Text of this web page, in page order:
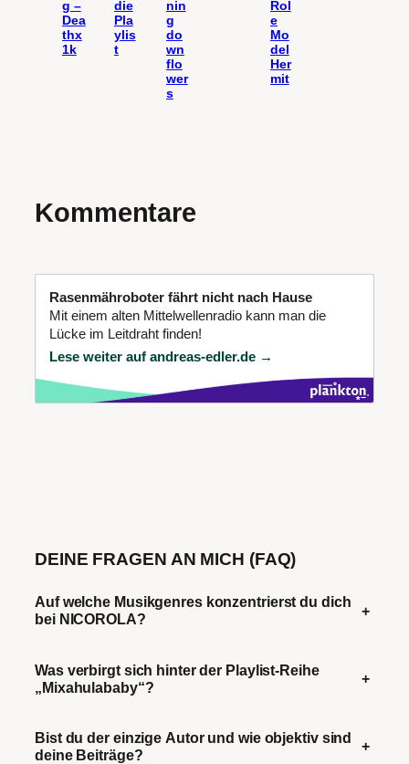
g –
Dea
thx
1k
die
Pla
ylis
t
nin
g
do
wn
flo
wer
s
Rol
e
Mo
del
Her
mit
Kommentare
Rasenmähroboter fährt nicht nach Hause
Mit einem alten Mittelwellenradio kann man die
Lücke im Leitdraht finden!
Lese weiter auf andreas-edler.de →
DEINE FRAGEN AN MICH (FAQ)
Auf welche Musikgenres konzentrierst du dich
bei NICOROLA?
+
Was verbirgt sich hinter der Playlist-Reihe
„Mixahulababy“?
+
Bist du der einzige Autor und wie objektiv sind
deine Beiträge?
+